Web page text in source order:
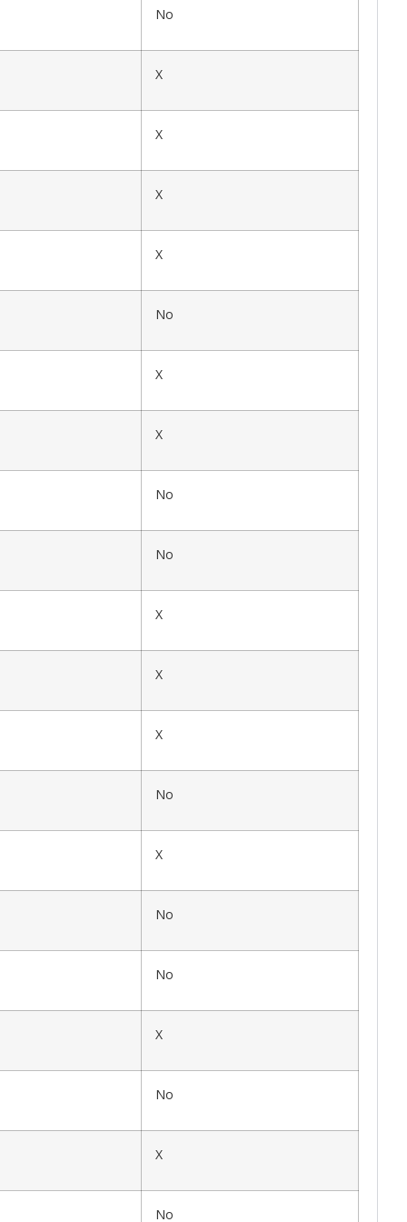
No
X
X
X
X
No
X
X
No
No
X
X
X
No
X
No
No
X
No
X
No